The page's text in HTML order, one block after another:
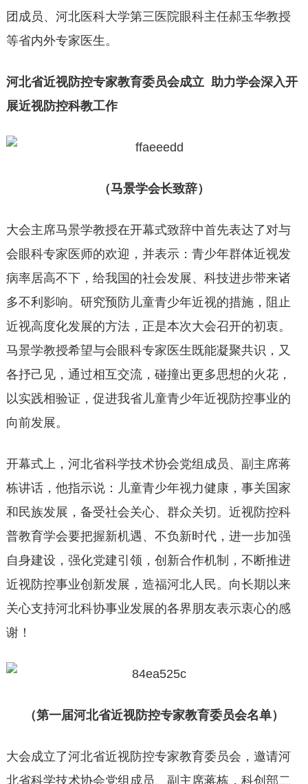
团成员、河北医科大学第三医院眼科主任郝玉华教授
等省内外专家医生。
河北省近视防控专家教育委员会成立 助力学会深入开
展近视防控科教工作
（马景学会长致辞）
大会主席马景学教授在开幕式致辞中首先表达了对与
会眼科专家医师的欢迎，并表示：青少年群体近视发
病率居高不下，给我国的社会发展、科技进步带来诸
多不利影响。研究预防儿童青少年近视的措施，阻止
近视高度化发展的方法，正是本次大会召开的初衷。
马景学教授希望与会眼科专家医生既能凝聚共识，又
各抒己见，通过相互交流，碰撞出更多思想的火花，
以实践相验证，促进我省儿童青少年近视防控事业的
向前发展。
开幕式上，河北省科学技术协会党组成员、副主席蒋
栋讲话，他指示说：儿童青少年视力健康，事关国家
和民族发展，备受社会关心、群众关切。近视防控科
普教育学会要把握新机遇、不负新时代，进一步加强
自身建设，强化党建引领，创新合作机制，不断推进
近视防控事业创新发展，造福河北人民。向长期以来
关心支持河北科协事业发展的各界朋友表示衷心的感
谢！
（第一届河北省近视防控专家教育委员会名单）
大会成立了河北省近视防控专家教育委员会，邀请河
北省科学技术协会党组成员、副主席蒋栋，科创部二